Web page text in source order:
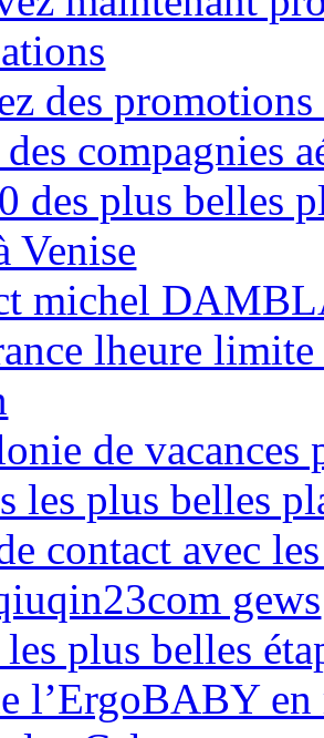
des
compagnies
des plus belles
Venise
michel
lheure limite
de vacances
les plus belles
contact avec
gews
plus belles
l’ErgoBABY en